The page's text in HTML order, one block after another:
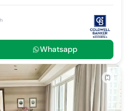
Whatsapp